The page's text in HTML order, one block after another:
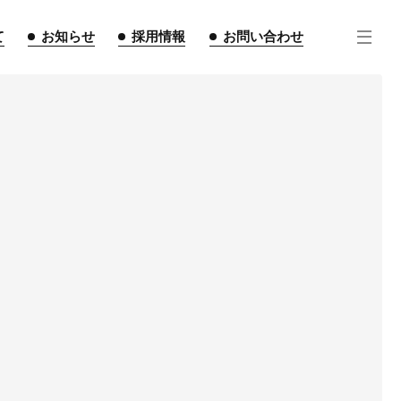
お知らせ 採用情報 お問い合わせ